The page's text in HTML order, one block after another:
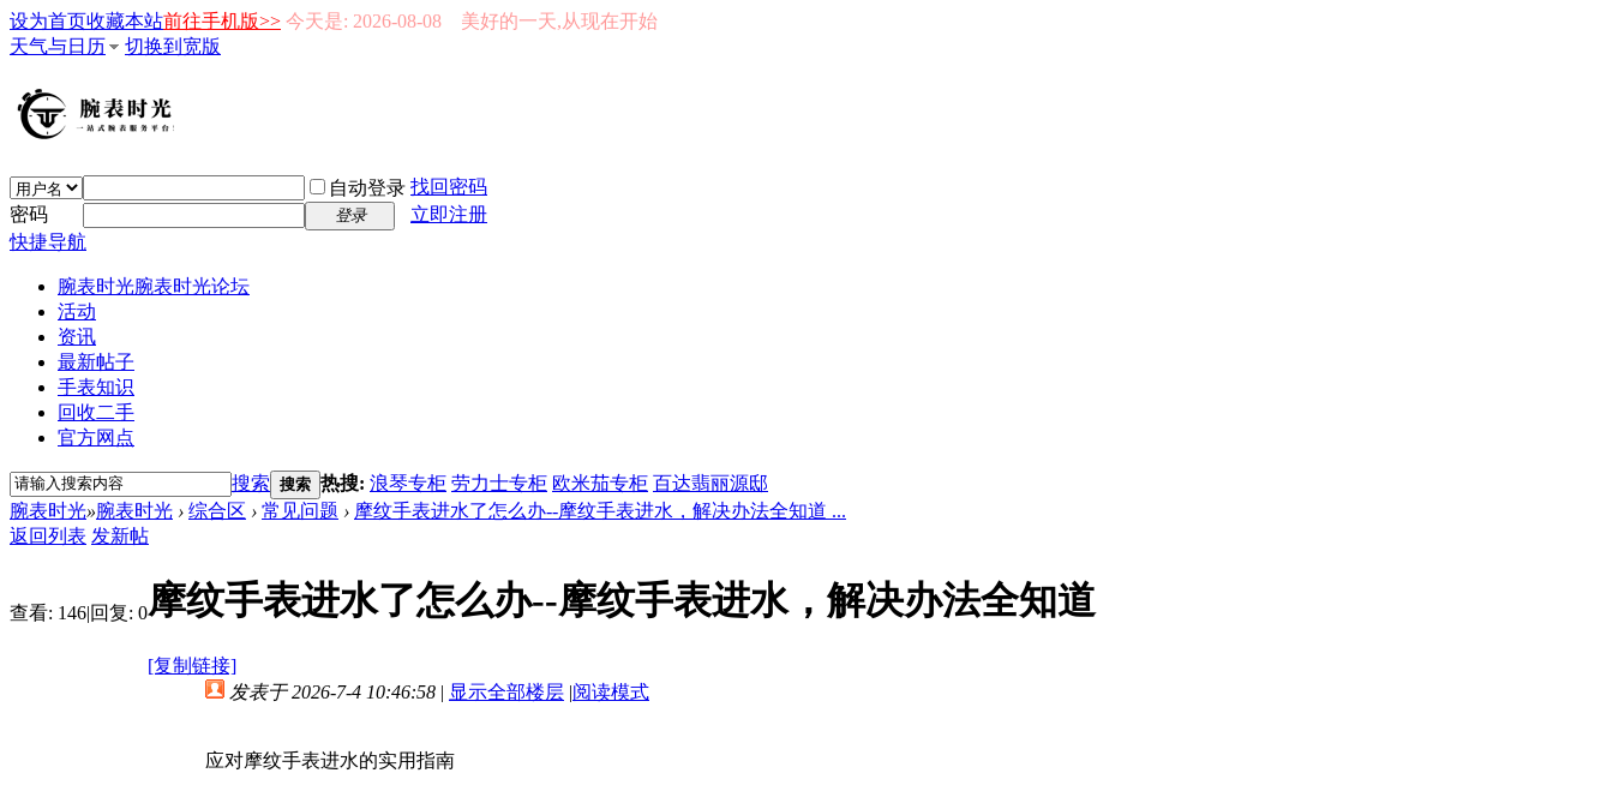
设为首页收藏本站前往手机版>> 今天是: 2026-08-08 美好的一天,从现在开始
天气与日历
切换到宽版
自动登录 找回密码
密码
登录
立即注册
快捷导航
腕表时光腕表时光论坛
活动
资讯
最新帖子
手表知识
回收二手
官方网点
搜索 搜索 热搜: 浪琴专柜 劳力士专柜 欧米茄专柜 百达翡丽源邸
腕表时光»腕表时光 › 综合区 › 常见问题 › 摩纹手表进水了怎么办--摩纹手表进水，解决办法全知道 ...
返回列表 发新帖
查看: 146|回复: 0摩纹手表进水了怎么办--摩纹手表进水，解决办法全知道
[复制链接]
发表于 2026-7-4 10:46:58 | 显示全部楼层 |阅读模式
应对摩纹手表进水的实用指南